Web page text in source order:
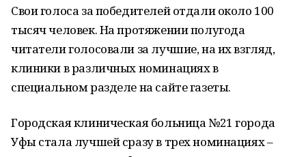
Свои голоса за победителей отдали около 100
тысяч человек. На протяжении полугода
читатели голосовали за лучшие, на их взгляд,
клиники в различных номинациях в
специальном разделе на сайте газеты.
Городская клиническая больница №21 города
Уфы стала лучшей сразу в трех номинациях –